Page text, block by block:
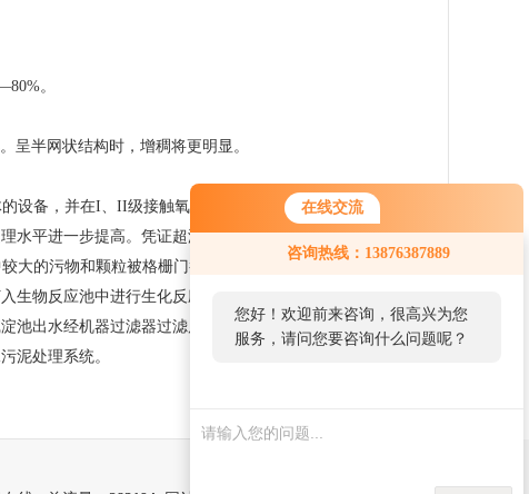
在线交流
咨询热线：13876387889
您好！欢迎前来咨询，很高兴为您
服务，请问您要咨询什么问题呢？
。
半网状结构时，增稠将更明显。
设备，并在I、II级接触氧化池中进行鼓风曝气，使接触氧化法
水平进一步提高。凭证超滤设置配备布置的出水需求，方案出
大的污物和颗粒被格栅门截后，用污水泵选拔至调节池中，污
物反应池中进行生化反应，污水中的有机物在生物反应池内
池出水经机器过滤器过滤后，再进入超滤部分，经处理后回用
泥处理系统。